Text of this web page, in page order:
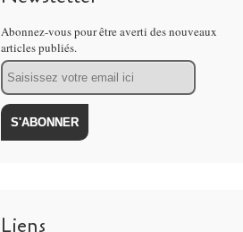
Abonnez-vous pour être averti des nouveaux
articles publiés.
Email
Liens